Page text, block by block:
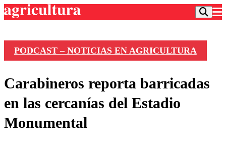
Frecuencias
Agricultura TV
Deportes
Colo Colo
Entretención
PODCAST – NOTICIAS EN AGRICULTURA
Carabineros reporta barricadas
en las cercanías del Estadio
Monumental